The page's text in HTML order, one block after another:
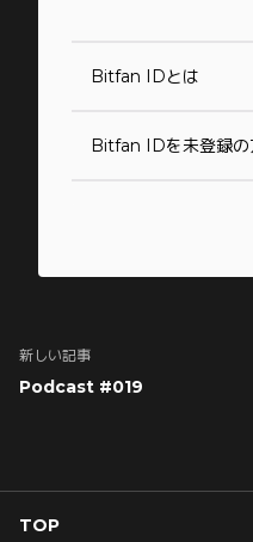
Bitfan IDとは
Bitfan IDを未登録の
新しい記事
Podcast #019
TOP